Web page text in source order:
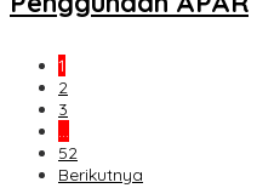
1
2
3
…
52
Berikutnya